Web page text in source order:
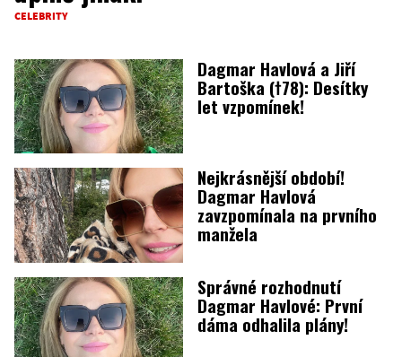
CELEBRITY
Dagmar Havlová a Jiří
Bartoška (†78): Desítky
let vzpomínek!
Nejkrásnější období!
Dagmar Havlová
zavzpomínala na prvního
manžela
Správné rozhodnutí
Dagmar Havlové: První
dáma odhalila plány!